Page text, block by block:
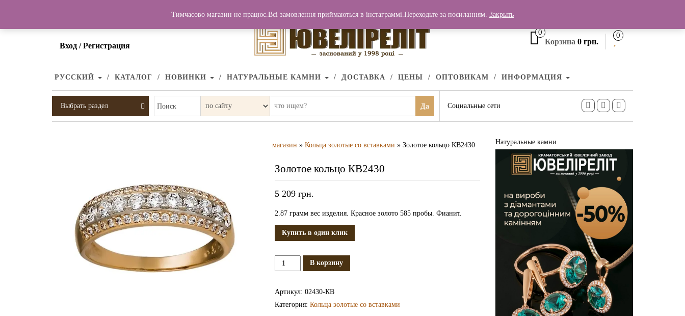
Вход / Регистрация
0
Корзина 0 грн.
0
РУССКИЙ КАТАЛОГ НОВИНКИ НАТУРАЛЬНЫЕ КАМНИ ДОСТАВКА ЦЕНЫ ОПТОВИКАМ ИНФОРМАЦИЯ
Выбрать раздел Поиск Да Социальные сети
магазин » Кольца золотые со вставками » Золотое кольцо КВ2430
Золотое кольцо КВ2430
5 209 грн.
2.87 грамм вес изделия. Красное золото 585 пробы. Фианит.
Купить в один клик
Количество
Золотое
В корзину
Артикул: 02430-КВ
Категория: Кольца золотые со вставками
Натуральные камни
Тимчасово магазин не працює.Всі замовлення приймаються в інстаграммі.Переходьте за посиланням. Закрыть